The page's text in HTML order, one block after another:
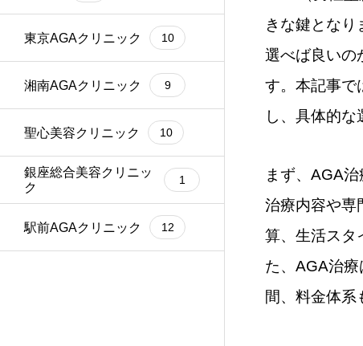
東京AGAクリニック 10
湘南AGAクリニック 9
聖心美容クリニック 10
銀座総合美容クリニッ
ク
1
駅前AGAクリニック 12
きな鍵とな
選べば良いの
す。本記事で
し、具体的な
まず、AGA
治療内容や専
算、生活スタ
た、AGA治
間、料金体系